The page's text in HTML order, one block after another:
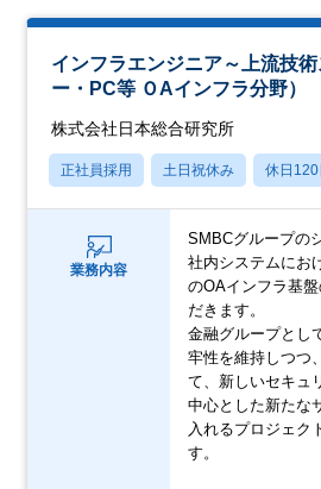
インフラエンジニア～上流技
ー・PC等 ＯAインフラ分野）
株式会社日本総合研究所
正社員採用 土日祝休み 休日120
業務内容
SMBCグループの
社内システムにお
のOAインフラ基
だきます。
金融グループとし
牢性を維持しつつ
て、新しいセキュ
中心とした新たな
入れるプロジェク
す。